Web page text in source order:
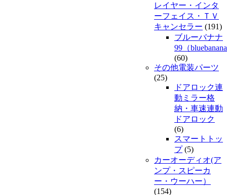
レイヤー・インタ
ーフェイス・ＴＶ
キャンセラー (191)
ブルーバナナ
99（
(60)
その他電装パーツ
(25)
ドアロック連
動ミラー格
納・車速連動
ドアロック
(6)
スマートトッ
プ(5)
カーオーディオ(ア
ンプ・スピーカ
ー・ウーハー）
(154)